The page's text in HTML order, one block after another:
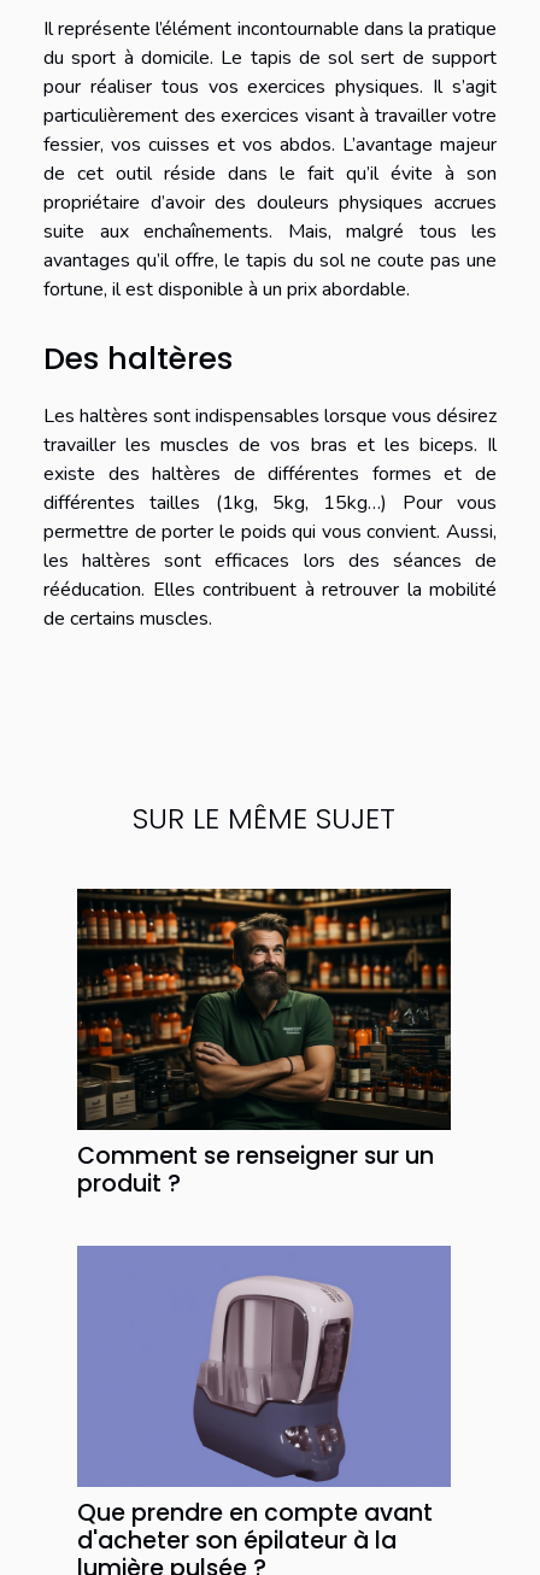
Il représente l’élément incontournable dans la pratique
du sport à domicile. Le tapis de sol sert de support
pour réaliser tous vos exercices physiques. Il s’agit
particulièrement des exercices visant à travailler votre
fessier, vos cuisses et vos abdos. L’avantage majeur
de cet outil réside dans le fait qu’il évite à son
propriétaire d’avoir des douleurs physiques accrues
suite aux enchaînements. Mais, malgré tous les
avantages qu’il offre, le tapis du sol ne coute pas une
fortune, il est disponible à un prix abordable.
Des haltères
Les haltères sont indispensables lorsque vous désirez
travailler les muscles de vos bras et les biceps. Il
existe des haltères de différentes formes et de
différentes tailles (1kg, 5kg, 15kg…) Pour vous
permettre de porter le poids qui vous convient. Aussi,
les haltères sont efficaces lors des séances de
rééducation. Elles contribuent à retrouver la mobilité
de certains muscles.
SUR LE MÊME SUJET
Comment se renseigner sur un
produit ?
Que prendre en compte avant
d'acheter son épilateur à la